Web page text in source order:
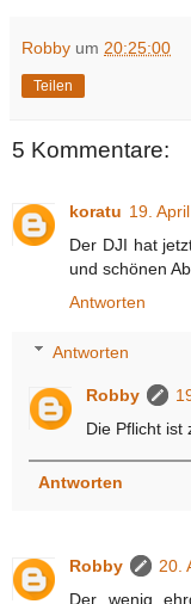
Robby um 20:25:00
Teilen
5 Kommentare:
koratu 19.
Der DJI hat
und schönen
Antworten
Antworten
Robby
Die Pflicht ist
Antworten
Robby
20.
Der wenig